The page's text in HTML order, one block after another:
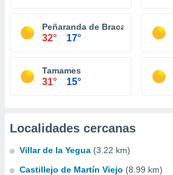
Peñaranda de Bracamonte
32° 17°
Tamames
31° 15°
Localidades cercanas
Villar de la Yegua (3.22 km)
Castillejo de Martín Viejo (8.99 km)